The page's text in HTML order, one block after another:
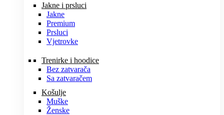
Jakne i prsluci
Jakne
Premium
Prsluci
Vjetrovke
Trenirke i hoodice
Bez zatvarača
Sa zatvaračem
Košulje
Muške
Ženske